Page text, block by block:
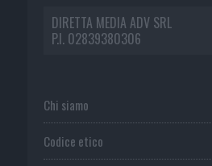
DIRETTA MEDIA ADV SRL
P.I. 02839380306
Chi siamo
Codice etico